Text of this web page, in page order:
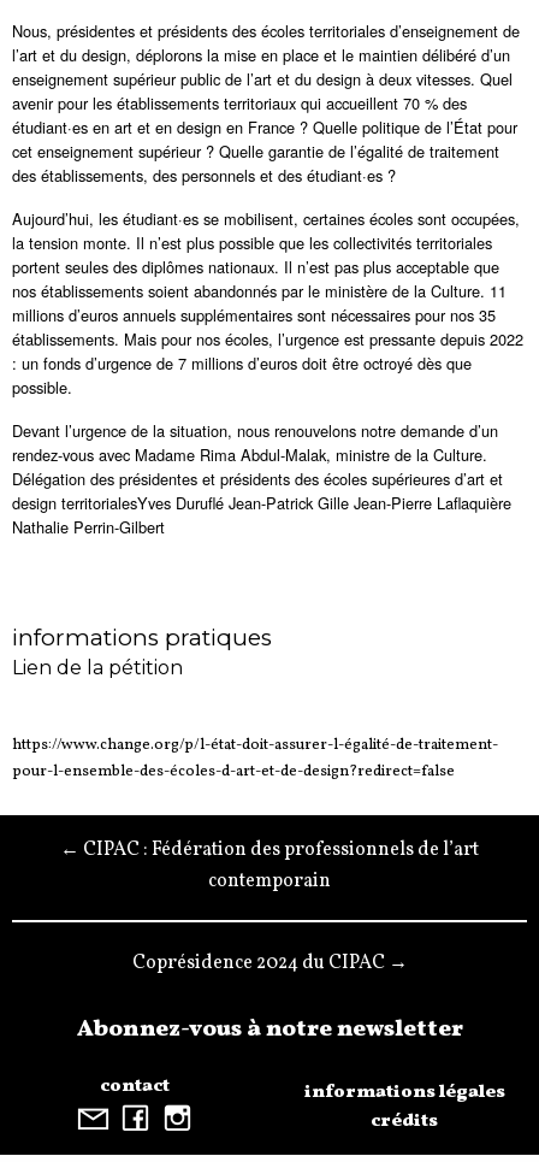
informations pratiques
Lien de la pétition
https://www.change.org/p/l-état-doit-assurer-l-égalité-de-traitement-
pour-l-ensemble-des-écoles-d-art-et-de-design?redirect=false
Nous, présidentes et présidents des écoles territoriales d’enseignement de
l’art et du design, déplorons la mise en place et le maintien délibéré d’un
enseignement supérieur public de l’art et du design à deux vitesses. Quel
avenir pour les établissements territoriaux qui accueillent 70 % des
étudiant·es en art et en design en France ? Quelle politique de l’État pour
cet enseignement supérieur ? Quelle garantie de l’égalité de traitement
des établissements, des personnels et des étudiant·es ?
Aujourd’hui, les étudiant·es se mobilisent, certaines écoles sont occupées,
la tension monte. Il n’est plus possible que les collectivités territoriales
portent seules des diplômes nationaux. Il n’est pas plus acceptable que
nos établissements soient abandonnés par le ministère de la Culture. 11
millions d’euros annuels supplémentaires sont nécessaires pour nos 35
établissements. Mais pour nos écoles, l’urgence est pressante depuis 2022
: un fonds d’urgence de 7 millions d’euros doit être octroyé dès que
possible.
Devant l’urgence de la situation, nous renouvelons notre demande d’un
rendez-vous avec Madame Rima Abdul-Malak, ministre de la Culture.
Délégation des présidentes et présidents des écoles supérieures d’art et
design territorialesYves Duruflé Jean-Patrick Gille Jean-Pierre Laflaquière
Nathalie Perrin-Gilbert
← CIPAC : Fédération des professionnels de l’art
contemporain
Coprésidence 2024 du CIPAC →
contact
Abonnez-vous à notre newsletter
informations légales
crédits